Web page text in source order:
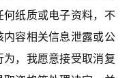
纸质或电子资料， 不
内容相关信息泄露或公
，我愿意接受取消复